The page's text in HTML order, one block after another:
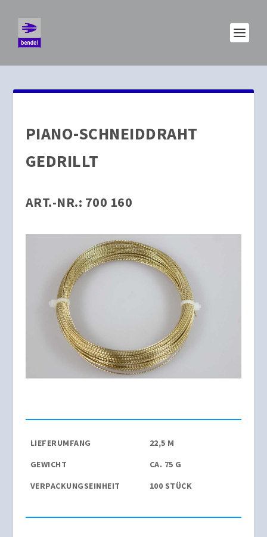
PIANO-SCHNEIDDRAHT
GEDRILLT
ART.-NR.: 700 160
LIEFERUMFANG
22,5 M
GEWICHT
CA. 75 G
VERPACKUNGSEINHEIT
100 STÜCK